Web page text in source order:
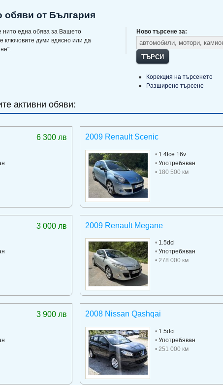
от България
една обява за Вашето
ключовите думи вдясно или да
Ново търсене за:
ТЪРСИ
Корекция на търсенето
Разширено търсене
активни обяви:
6 300 лв 2009 Renault Scenic
•1.4tce 16v
•Употребяван
• 180 500 км
3 000 лв 2009 Renault Megane
•1.5dci
•Употребяван
• 278 000 км
3 900 лв 2008 Nissan Qashqai
•1.5dci
•Употребяван
• 251 000 км